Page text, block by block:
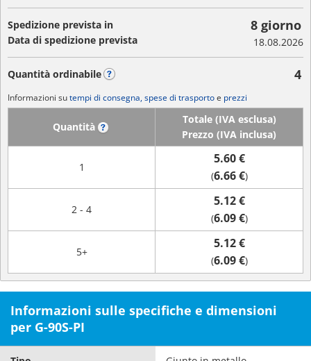
Spedizione prevista in
Data di spedizione prevista
8 giorno
18.08.2026
Quantità ordinabile 4
Informazioni sutempi di consegna, spese di trasportoe prezzi
Quantità
Totale (IVA esclusa)
Prezzo (IVA inclusa)
1
5.60 €
(6.66 €)
2 - 4
5.12 €
(6.09 €)
5+
5.12 €
(6.09 €)
Informazioni sulle specifiche e dimensioni
per G-90S-PI